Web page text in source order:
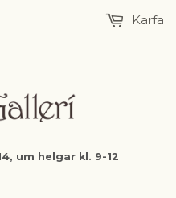
um helgar kl. 9-12
Karfa